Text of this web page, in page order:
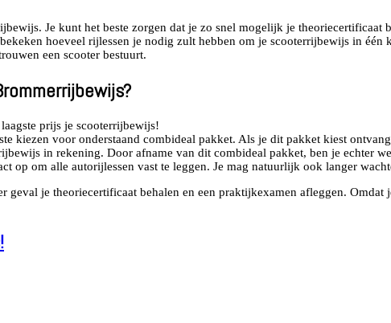
Je kunt het beste zorgen dat je zo snel mogelijk je
hoeveel rijlessen je nodig zult hebben om je scooterrijbewijs in
een scooter bestuurt.
prijs je scooterrijbewijs!
kiezen voor onderstaand combideal pakket. Als je dit pakket kiest
in rekening. Door afname van dit combideal pakket, ben je echter
op om alle autorijlessen vast te leggen. Je mag natuurlijk ook langer
je theoriecertificaat behalen en een praktijkexamen afleggen.